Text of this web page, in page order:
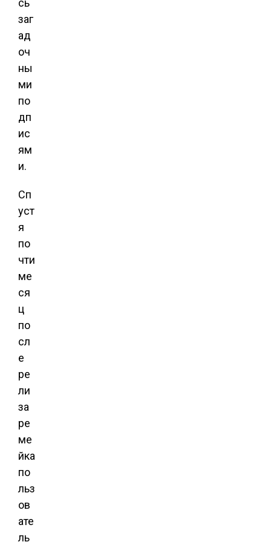
сь
заг
ад
оч
ны
ми
по
дп
ис
ям
и.
Сп
уст
я
по
чти
ме
ся
ц
по
сл
е
ре
ли
за
ре
ме
йка
по
льз
ов
ате
ль